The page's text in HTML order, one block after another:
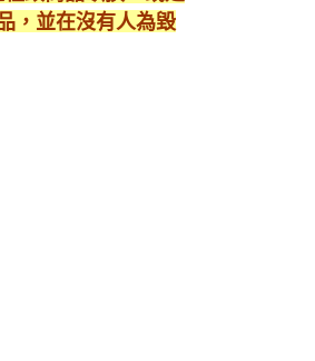
，並在沒有人為毀